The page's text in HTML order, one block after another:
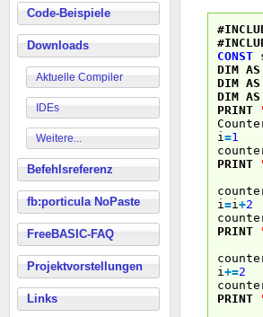
Code-Beispiele
Downloads
Aktuelle Compiler
IDEs
Weitere...
Befehlsreferenz
fb:porticula NoPaste
FreeBASIC-FAQ
Projektvorstellungen
Links
CONST
DIM AS
DIM AS
DIM AS
PRINT
i =1
PRINT
i =i +2
PRINT
i +=2
PRINT